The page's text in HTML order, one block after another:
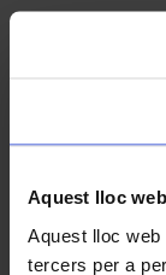
Aquest lloc
Aquest lloc
tercers per a